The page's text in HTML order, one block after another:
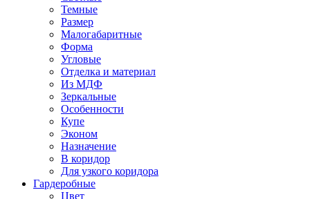
Темные
Размер
Малогабаритные
Форма
Угловые
Отделка и материал
Из МДФ
Зеркальные
Особенности
Купе
Эконом
Назначение
В коридор
Для узкого коридора
Гардеробные
Цвет